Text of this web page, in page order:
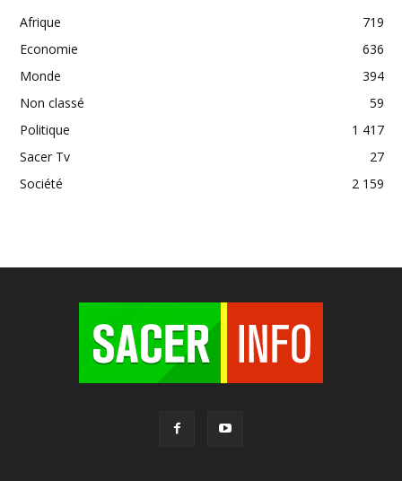
Afrique
719
Economie
636
Monde
394
Non classé
59
Politique
1 417
Sacer Tv
27
Société
2 159